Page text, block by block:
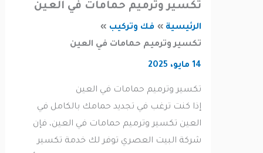
تكسير وترميم حمامات في العين
الرئيسية
فك وتركيب
تكسير وترميم حمامات في العين
تكسير وترميم حمامات في العين
إذا كنت ترغب في تجديد حمامك بالكامل في
العين تكسير وترميم حمامات في العين، فإن
شركة البيت العصري توفر لك خدمة تكسير